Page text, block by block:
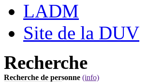
LADM
Site de la DUV
Recherche
Recherche de personne (info)